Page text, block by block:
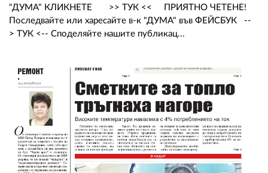
"ДУМА" КЛИКНЕТЕ >> ТУК << ПРИЯТНО ЧЕТЕНЕ!
Последвайте или харесайте в-к "ДУМА" във ФЕЙСБУК --
> ТУК <-- Споделяйте нашите публикац...